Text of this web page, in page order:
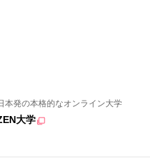
本発の本格的なオンライン大学
大学